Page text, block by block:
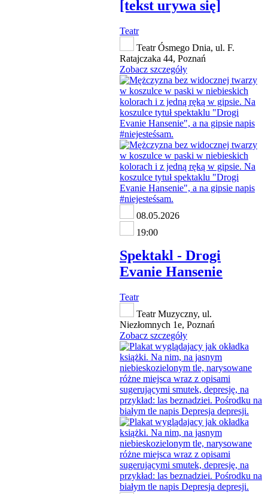
[tekst urywa się]
Teatr
Teatr Ósmego Dnia, ul. F.
Ratajczaka 44, Poznań
Zobacz szczegóły
08.05.2026
19:00
Spektakl - Drogi
Evanie Hansenie
Teatr
Teatr Muzyczny, ul.
Niezłomnych 1e, Poznań
Zobacz szczegóły